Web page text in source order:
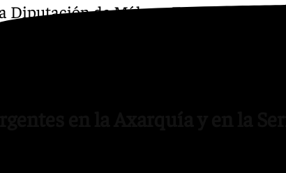
Diputación de Málaga, Francisco
todas las peticiones de reformas con el
no pueden asegurarlo hasta que la
los distintos municipios.